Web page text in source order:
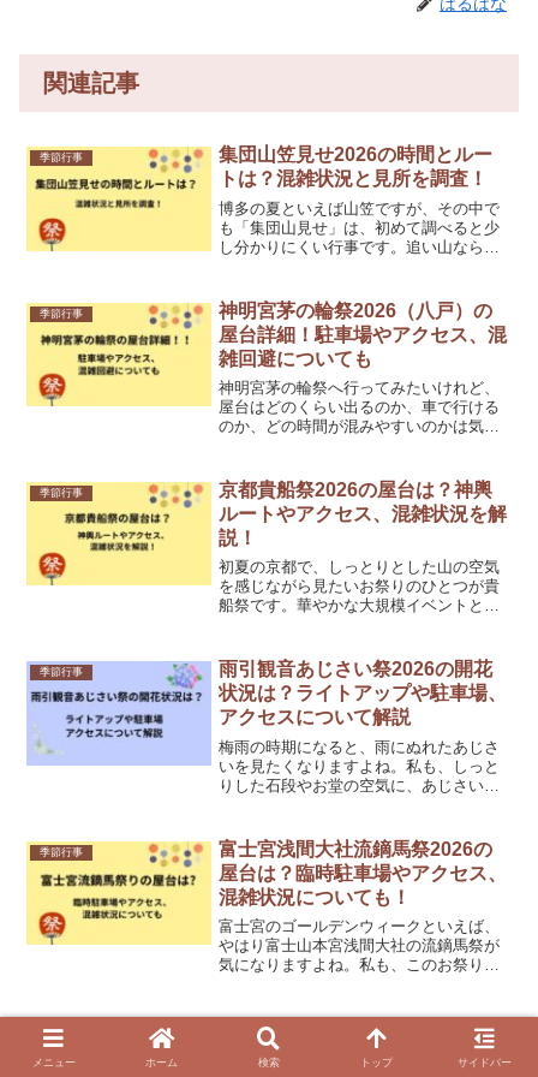
はるはな
関連記事
季節行事
集団山笠見せ2026の時間とルー
トは？混雑状況と見所を調査！
博多の夏といえば山笠ですが、その中で
も「集団山見せ」は、初めて調べると少
し分かりにくい行事です。追い山なら知
ね。私も調べていて感じたのは、集団山
見せは朝の行事ではなく、...
季節行事
神明宮茅の輪祭2026（八戸）の
屋台詳細！駐車場やアクセス、混
雑回避についても
神明宮茅の輪祭へ行ってみたいけれど、
屋台はどのくらい出るのか、車で行ける
のか、どの時間が混みやすいのかは気に
の混雑が想像しにくいと思います。私も
調べていて感じたのですが...
季節行事
京都貴船祭2026の屋台は？神輿
ルートやアクセス、混雑状況を解
説！
初夏の京都で、しっとりとした山の空気
を感じながら見たいお祭りのひとつが貴
船祭です。華やかな大規模イベントとい
のが魅力で、とても京都らしいお祭りな
んですよね。私も情報を追っ...
季節行事
雨引観音あじさい祭2026の開花
状況は？ライトアップや駐車場、
アクセスについて解説
梅雨の時期になると、雨にぬれたあじさ
いを見たくなりますよね。私も、しっと
りした石段やお堂の空気に、あじさいの
高い名所です。水に浮かぶ「水中華」や
夜のライトアップまであり...
季節行事
富士宮浅間大社流鏑馬祭2026の
屋台は？臨時駐車場やアクセス、
混雑状況についても！
富士宮のゴールデンウィークといえば、
やはり富士山本宮浅間大社の流鏑馬祭が
気になりますよね。私も、このお祭りは
来る素晴らしい行事だと思います。そし
て、当日は駅周辺から人の...
季節行事
成田祇園祭2026の屋台情報！山
車巡行や駐車場、混雑状況につい
メニュー ホーム 検索 トップ サイドバー